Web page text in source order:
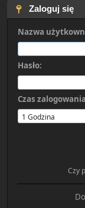
Zaloguj się
Nazwa
Hasło:
Czas
Czy